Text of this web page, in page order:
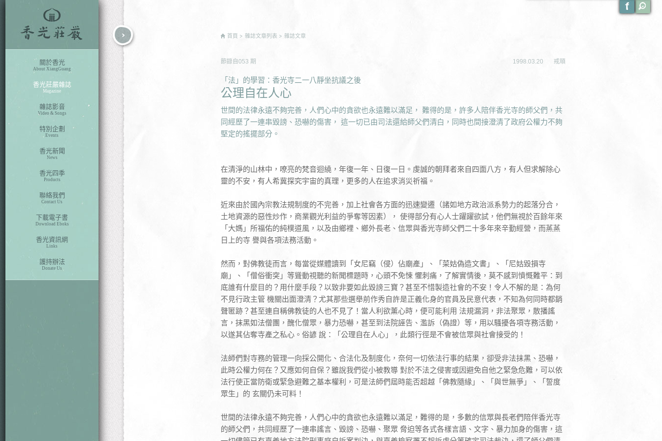
關於香光
About XiangGuang
香光莊嚴雜誌
Magazine
雜誌影音
Video & Songs
特別企劃
Events
香光新聞
News
香光四季
Products
聯絡我們
Contact Us
下載電子書
Download Eboks
香光資訊網
Links
護持辦法
Donate Us
首頁 雜誌文章列表 雜誌文章
節錄自 053 期 1998.03.20 戒順
「法」的學習：香光寺二一八靜坐抗議之後
公理自在人心
世間的法律永遠不夠完善，人們心中的貪欲也永遠難以滿足， 難得的是，許多人陪伴香光寺的師父們，共
同經歷了一連串毀謗、恐嚇的傷害， 這一切已由司法還給師父們清白，同時也間接澄清了政府公權力不夠
堅定的搖擺部分。
在清淨的山林中，嘹亮的梵音迴繞，年復一年、日復一日。虔誠的朝拜者來自四面八方，有人但求解除心
靈的不安，有人希冀探究宇宙的真理，更多的人在追求消災祈福。
近來由於國內宗教法規制度的不完善，加上社會各方面的迅速變遷（諸如地方政治派系勢力的起落分合，
土地資源的惡性炒作，商業觀光利益的爭奪等因素）， 使得部分有心人士躍躍欲試，他們無視於百餘年來
「大媽」所福佑的純樸道風，以及由鄉裡、鄉外長老、信眾與香光寺師父們二十多年來辛勤經營，而蒸蒸
日上的寺 譽與各項法務活動。
然而，對佛教徒而言，每當從媒體讀到「女尼竊（侵）佔廟產」、「菜姑偽造文書」、「尼姑毀損寺
廟」、「僧俗衝突」等聳動視聽的新聞標題時，心頭不免悚 懼刺痛，了解實情後，莫不感到憤慨難平：到
底誰有什麼目的？用什麼手段？以致非要如此毀謗三寶？甚至不惜製造社會的不安！令人不解的是：為何
不見行政主管 機關出面澄清？尤其那些選舉前作秀自許是正義化身的官員及民意代表，不知為何同時都銷
聲匿跡？甚至連自稱佛教徒的人也不見了！當人利欲薰心時，便可能利用 法規漏洞，非法聚眾，散播謠
言，抹黑如法僧團，醜化僧眾，暴力恐嚇，甚至到法院誣告、濫訴（偽證）等，用以騷擾各項寺務活動，
以遂其佔奪寺產之私心。俗諺 說：「公理自在人心」，此類行徑是不會被信眾與社會接受的！
法師們對寺務的管理一向採公開化、合法化及制度化，奈何一切依法行事的結果，卻受非法抹黑、恐嚇，
此時公權力何在？又應如何自保？雖說我們從小被教導 對於不法之侵害或因避免自他之緊急危難，可以依
法行使正當防衛或緊急避難之基本權利，可是法師們屆時能否超越「佛教隨緣」、「與世無爭」、「誓度
眾生」的 玄關仍未可料！
世間的法律永遠不夠完善，人們心中的貪欲也永遠難以滿足，難得的是，多數的信眾與長老們陪伴香光寺
的師父們，共同經歷了一連串謠言、毀謗、恐嚇、聚眾 脅迫等各式各樣言語、文字、暴力加身的傷害，這